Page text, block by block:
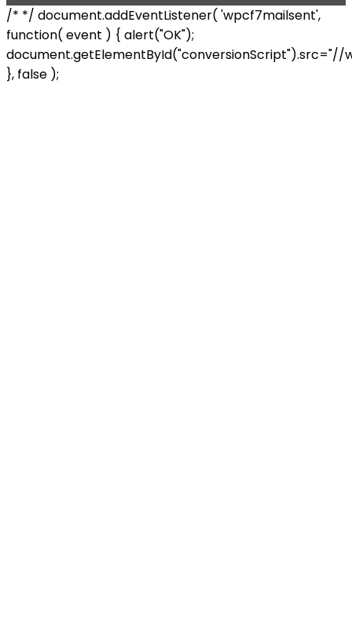
/* */ document.addEventListener( 'wpcf7mailsent',
function( event ) { alert("OK");
}, false );